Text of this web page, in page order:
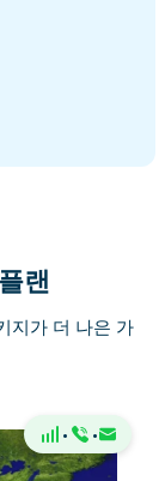
랜
지가 더 나은 가
· ·